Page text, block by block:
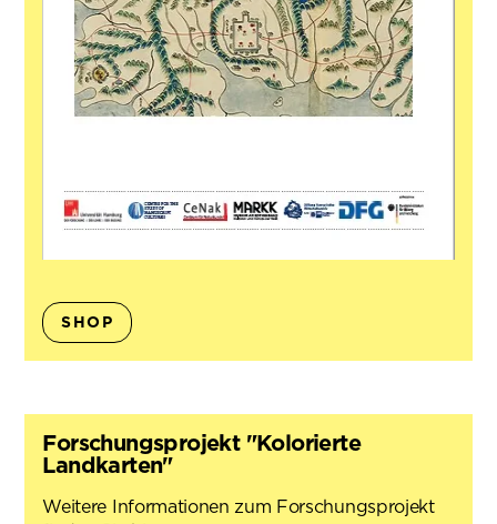
SHOP
Forschungsprojekt "Kolorierte
Landkarten"
Weitere Informationen zum Forschungsprojekt